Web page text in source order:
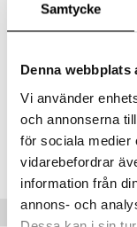
Samtycke
Denna webbplats
Vi använder
och annonserna
för sociala medier
vidarebefordrar
information från
annons- och
**Spårämnena
av
Artikelnr
HH200-HH-200
Lägsta pris senaste 30